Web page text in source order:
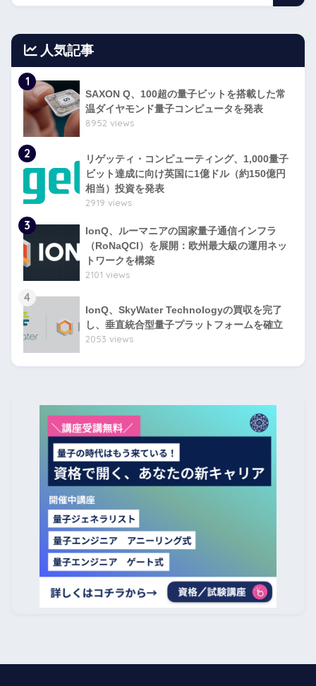
人気記事
1
SAXON Q、100超の量子ビットを搭載した常
温ダイヤモンド量子コンピュータを発表
8952 views
2
リゲッティ・コンピューティング、1,000量子
ビット達成に向け英国に1億ドル（約150億円
相当）投資を発表
2919 views
3
IonQ、ルーマニアの国家量子通信インフラ
（RoNaQCI）を展開：欧州最大級の運用ネッ
トワークを構築
2101 views
4
IonQ、SkyWater Technologyの買収を完了
し、垂直統合型量子プラットフォームを確立
2053 views